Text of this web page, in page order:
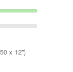
x 12'')